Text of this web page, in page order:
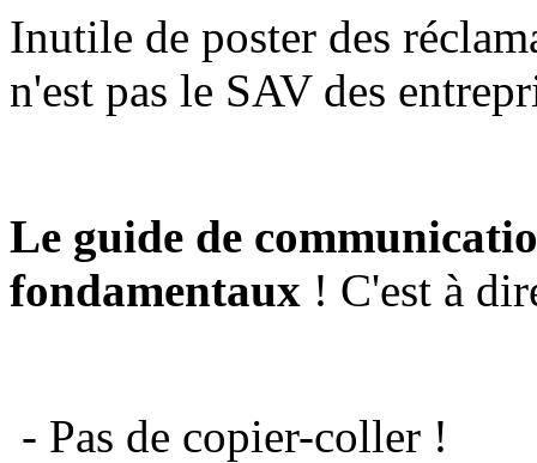
Inutile de poster des
n'est pas le SAV des
Le guide de
fondamentaux ! C'est à
- Pas de copier-coller !